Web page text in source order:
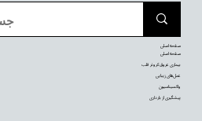
صفحه اصلی
صفحه اصلی
بیماری عروق کرونر قلب
عمل‌های زیبایی
واکسیناسیون
پیشگیری از بارداری